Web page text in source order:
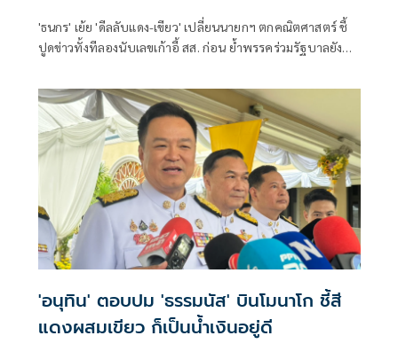
'ธนกร' เย้ย 'ดีลลับแดง-เขียว' เปลี่ยนนายกฯ ตกคณิตศาสตร์ ชี้
ปูดข่าวทั้งทีลองนับเลขเก้าอี้ สส. ก่อน ย้ำพรรคร่วมรัฐบาลยัง
'อนุทิน' ตอบปม 'ธรรมนัส' บินโมนาโก ชี้สี
แดงผสมเขียว ก็เป็นน้ำเงินอยู่ดี